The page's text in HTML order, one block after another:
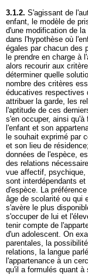
3.1.2. S'agissant de
enfant, le modèle de
d'une modification de
dans l'hypothèse où
égales par chacun des
le prendre en charge à
alors recourir aux
déterminer quelle
nombre des critères
éducatives respectives
attribuer la garde, les
l'aptitude de ces
s'en occuper, ainsi
l'enfant et son
le souhait exprimé par
et son lieu de
données de l'espèce,
des relations
vue affectif, psychique,
sont interdépendants
d'espèce. La
âge de scolarité ou qui
s'avère le plus
s'occuper de lui et
tenir compte de
d'un adolescent. On
parentales, la
relations, la langue
l'appartenance à un
qu'il a formulés quant à